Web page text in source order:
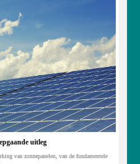
uitleg
van zonnepanelen, van de fundamentele